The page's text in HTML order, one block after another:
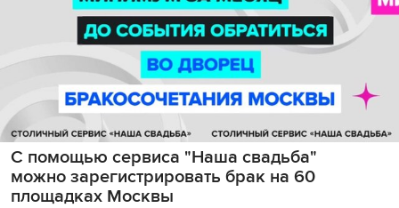
С помощью сервиса "Наша свадьба"
можно зарегистрировать брак на 60
площадках Москвы